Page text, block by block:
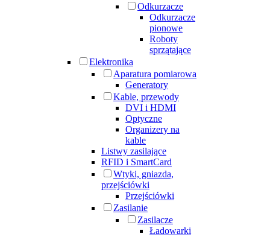
Odkurzacze
Odkurzacze
pionowe
Roboty
sprzątające
Elektronika
Aparatura pomiarowa
Generatory
Kable, przewody
DVI i HDMI
Optyczne
Organizery na
kable
Listwy zasilające
RFID i SmartCard
Wtyki, gniazda,
przejściówki
Przejściówki
Zasilanie
Zasilacze
Ładowarki